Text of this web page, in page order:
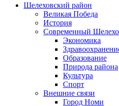
Шелеховский район
Великая Победа
История
Современный
Экономика
Образование
Природа района
Культура
Спорт
Внешние связи
Город Номи